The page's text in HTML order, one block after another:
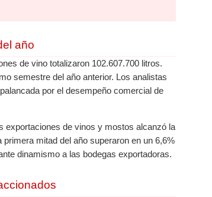
año
de vino totalizaron 102.607.700 litros.
semestre del año anterior. Los analistas
por el desempeño comercial de
exportaciones de vinos y mostos alcanzó la
mitad del año superaron en un 6,6%
dinamismo a las bodegas exportadoras.